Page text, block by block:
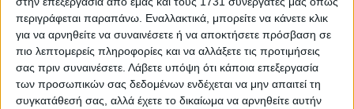
περιγράφεται παραπάνω. Εναλλακτικά, μπορείτε να κάνετε κλικ
για να αρνηθείτε να συναινέσετε ή να αποκτήσετε πρόσβαση σε
πιο λεπτομερείς πληροφορίες και να αλλάξετε τις προτιμήσεις
σας πριν συναινέσετε. Λάβετε υπόψη ότι κάποια επεξεργασία
των προσωπικών σας δεδομένων ενδέχεται να μην απαιτεί τη
συγκατάθεσή σας, αλλά έχετε το δικαίωμα να αρνηθείτε αυτήν